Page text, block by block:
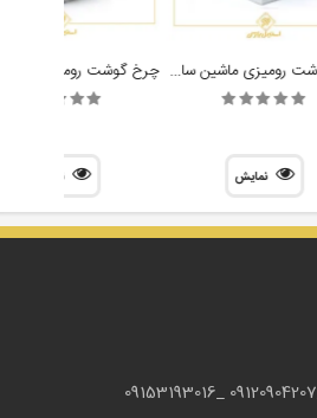
چرخ گوشت رومیزی ماشین سازی موسوی مدل Mousavi TA 22x
نمایش
09120904207 _
09153193016